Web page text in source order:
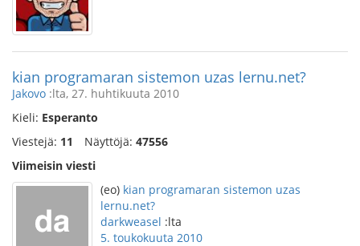
kian programaran sistemon uzas lernu.net?
Jakovo :lta, 27. huhtikuuta 2010
Kieli: Esperanto
Viestejä: 11 Näyttöjä: 47556
Viimeisin viesti
(eo) kian programaran sistemon uzas
lernu.net?
darkweasel :lta
5. toukokuuta 2010